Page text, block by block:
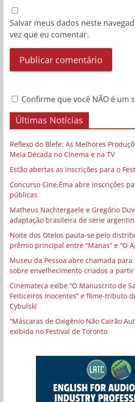
Salvar meus dados neste
vez que eu comentar.
Confirme que você NÃO é um
Últimas Notícias
Reflexo do Blefe: As Melhores
Meia Década no Cinema e na TV
Estão abertas as inscrições para o
Concurso Cine.Ema abre inscrições
públicas
Matheus Nachtergaele e Gregório
adaptação brasileira de série
Noite dos Otelos pauta-se pelo
prêmio principal entre “Manas” e “O
Museu da Pessoa abre chamada
sobre envelhecimento criados a
Cinemateca exibe “O Manuscrito de
Feiticeiros Inocentes” e filme-tributo
Cybulski
“Máscaras de Oxigênio Não Cairão
exibida no Festival de Toronto